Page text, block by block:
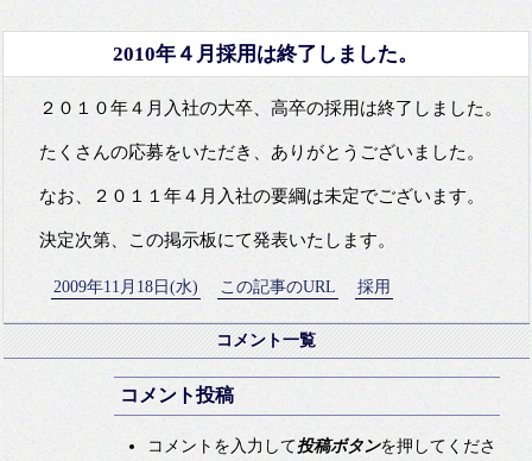
2010年４月採用は終了しました。
２０１０年４月入社の大卒、高卒の採用は終了しました。
たくさんの応募をいただき、ありがとうございました。
なお、２０１１年４月入社の要綱は未定でございます。
決定次第、この掲示板にて発表いたします。
2009年11月18日(水) この記事のURL 採用
コメント一覧
コメント投稿
コメントを入力して投稿ボタンを押してくださ